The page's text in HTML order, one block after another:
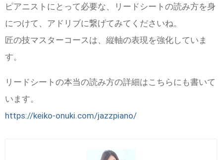
ピアニストにとって必要な、リードシートの読み方を身
につけて、アドリブに繋げてみてくださいね。
匠の技マスターコースは、縦軸の表現を強化していま
す。
リードシートの本当の読み方の詳細はこちらにも書いて
います。
https://keiko-onuki.com/jazzpiano/